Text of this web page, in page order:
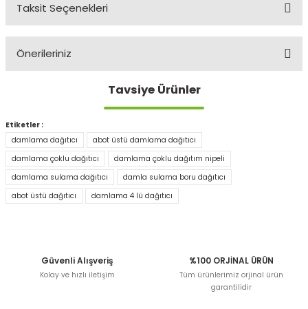
Taksit Seçenekleri
Önerileriniz
Bu ürünün fiyat bilgisi, resim, ürün açıklamalarında ve
Ürün resmi kalitesiz, bozuk veya görüntülenemiyor.
Ürün açıklamasında eksik bilgiler bulunuyor.
Ürün bilgilerinde hatalar bulunuyor.
Tavsiye Ürünler
Etiketler :
damlama dağıtıcı
abot üstü damlama dağıtıcı
damlama çoklu dağıtıcı
damlama çoklu dağıtım nipeli
damlama sulama dağıtıcı
damla sulama boru dağıtıcı
abot üstü dağıtıcı
damlama 4 lü dağıtıcı
Güvenli Alışveriş
Kolay ve hızlı iletişim
%100 ORJİNAL ÜRÜN
Tüm ürünlerimiz orjinal ürün
garantilidir